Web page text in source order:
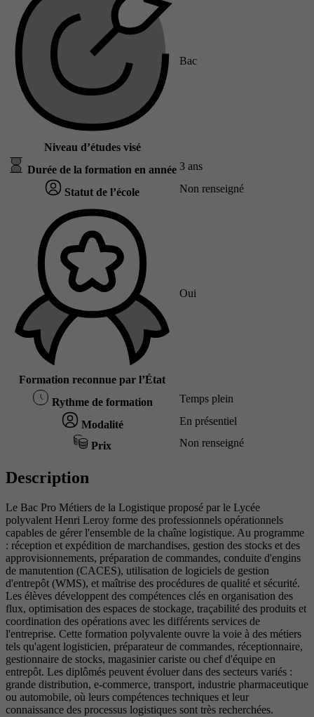
Niveau d’études visé
Bac
Durée de la formation en année 3 ans
Statut de l’école Non renseigné
Formation reconnue par l’État
Oui
Rythme de formation Temps plein
Modalité En présentiel
Prix Non renseigné
Description
Le Bac Pro Métiers de la Logistique proposé par le Lycée
polyvalent Henri Leroy forme des professionnels opérationnels
capables de gérer l'ensemble de la chaîne logistique. Au programme
: réception et expédition de marchandises, gestion des stocks et des
approvisionnements, préparation de commandes, conduite d'engins
de manutention (CACES), utilisation de logiciels de gestion
d'entrepôt (WMS), et maîtrise des procédures de qualité et sécurité.
Les élèves développent des compétences clés en organisation des
flux, optimisation des espaces de stockage, traçabilité des produits et
coordination des opérations avec les différents services de
l'entreprise. Cette formation polyvalente ouvre la voie à des métiers
tels qu'agent logisticien, préparateur de commandes, réceptionnaire,
gestionnaire de stocks, magasinier cariste ou chef d'équipe en
entrepôt. Les diplômés peuvent évoluer dans des secteurs variés :
grande distribution, e-commerce, transport, industrie pharmaceutique
ou automobile, où leurs compétences techniques et leur
connaissance des processus logistiques sont très recherchées.